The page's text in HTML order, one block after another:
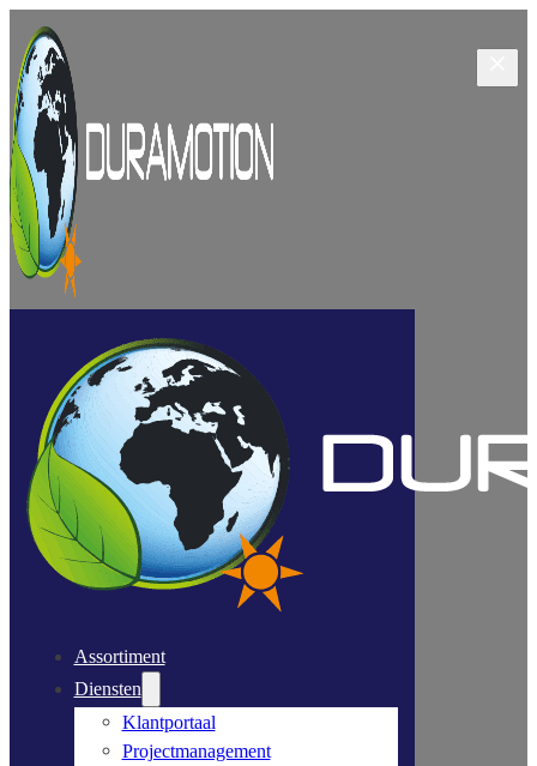
Assortiment
Diensten
Klantportaal
Projectmanagement